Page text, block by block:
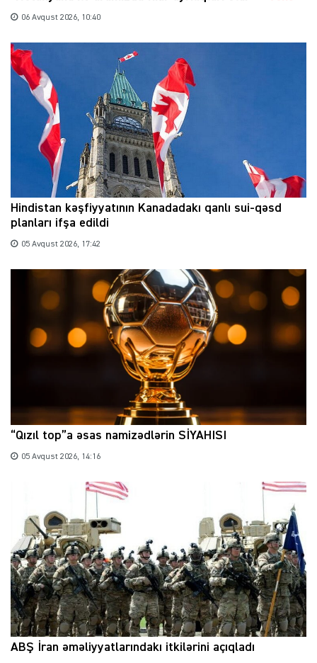
06 Avqust 2026, 10:40
Hindistan kəşfiyyatının Kanadadakı qanlı sui-qəsd
planları ifşa edildi
05 Avqust 2026, 17:42
“Qızıl top”a əsas namizədlərin SİYAHISI
05 Avqust 2026, 14:16
ABŞ İran əməliyyatlarındakı itkilərini açıqladı